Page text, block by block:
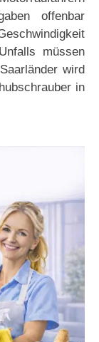
offenbar
müssen
wird
in